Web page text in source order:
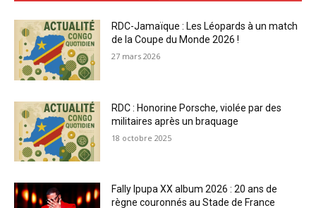
RDC-Jamaïque : Les Léopards à un match
de la Coupe du Monde 2026 !
27 mars 2026
RDC : Honorine Porsche, violée par des
militaires après un braquage
18 octobre 2025
Fally Ipupa XX album 2026 : 20 ans de
règne couronnés au Stade de France